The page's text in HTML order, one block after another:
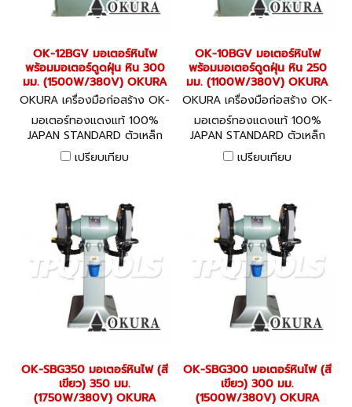
OK-12BGV มอเตอร์หินไฟ
พร้อมมอเตอร์ดูดฝุ่น หิน 300
มม. (1500W/380V) OKURA
OKURA เครื่องมือก่อสร้าง OK-
12BGV
มอเตอร์ทองแดงแท้ 100%
JAPAN STANDARD ตัวเหล็ก
หล่อ หลอดไฟ 220V ต่อสาย
เข้า LINE + NEUTRAL เพื่อใช้
VACUUM 380V
เปรียบเทียบ
OK-10BGV มอเตอร์หินไฟ
พร้อมมอเตอร์ดูดฝุ่น หิน 250
มม. (1100W/380V) OKURA
OKURA เครื่องมือก่อสร้าง OK-
10BGV
มอเตอร์ทองแดงแท้ 100%
JAPAN STANDARD ตัวเหล็ก
หล่อ หลอดไฟ 220V ต่อสาย
เข้า LINE + NEUTRAL เพื่อใช้
VACUUM 380V
เปรียบเทียบ
OK-SBG350 มอเตอร์หินไฟ (สี
เขียว) 350 มม.
(1750W/380V) OKURA
OK-SBG300 มอเตอร์หินไฟ (สี
เขียว) 300 มม.
(1500W/380V) OKURA